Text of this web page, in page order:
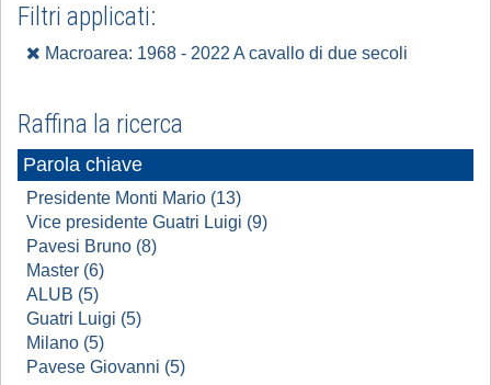
Filtri applicati:
Macroarea: 1968 - 2022 A cavallo di due secoli
Raffina la ricerca
Parola chiave
Presidente Monti Mario (13)
Vice presidente Guatri Luigi (9)
Pavesi Bruno (8)
Master (6)
ALUB (5)
Guatri Luigi (5)
Milano (5)
Pavese Giovanni (5)